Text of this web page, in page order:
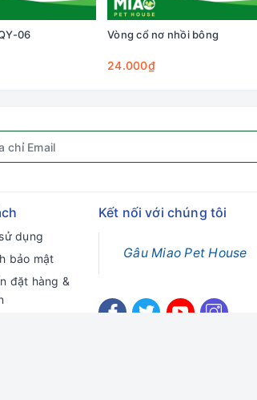
06 Vòng cổ nơ nhồi bông
24.000₫
dụng
bảo mật
đặt hàng &
Kết nối với chúng tôi
Gâu Miao Pet House